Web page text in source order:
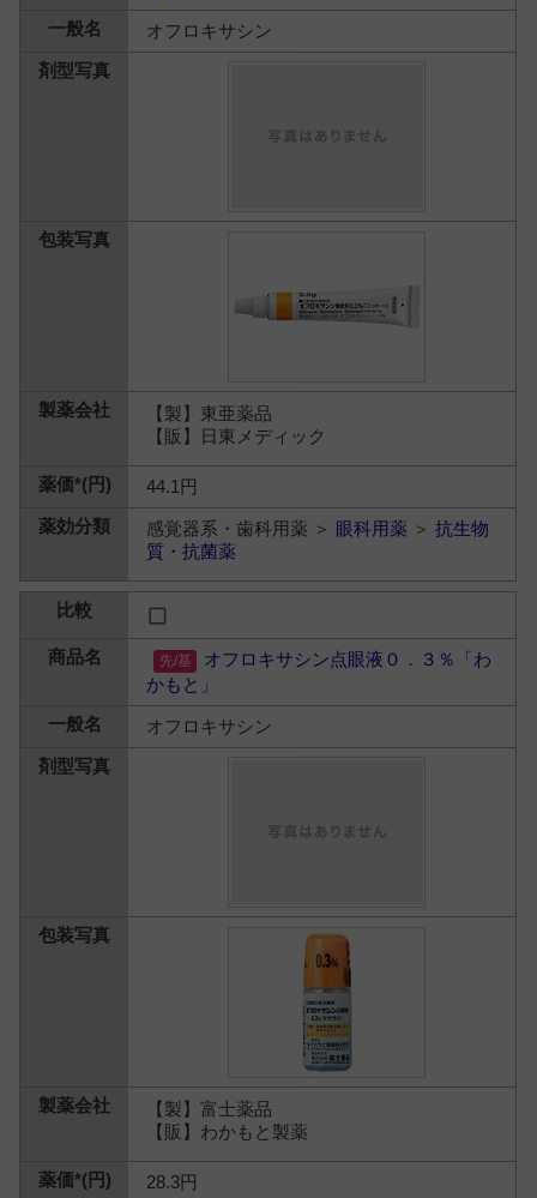
オフロキサシン
【製】東亜薬品
【販】日東メディック
44.1円
感覚器系・歯科用薬 ＞ 眼科用薬 ＞抗生物
質・抗菌薬
オフロキサシン点眼液０．３％「わ
かもと」
オフロキサシン
【製】富士薬品
【販】わかもと製薬
28.3円